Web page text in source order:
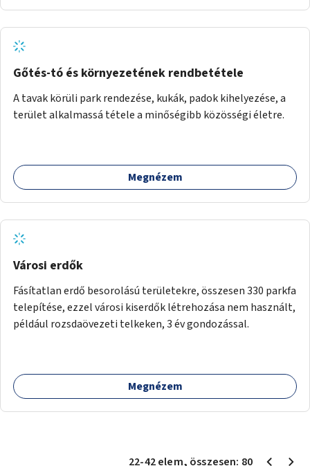
Gőtés-tó és környezetének rendbetétele
A tavak körüli park rendezése, kukák, padok kihelyezése, a
terület alkalmassá tétele a minőségibb közösségi életre.
Megnézem
Városi erdők
Fásítatlan erdő besorolású területekre, összesen 330 parkfa
telepítése, ezzel városi kiserdők létrehozása nem használt,
például rozsdaövezeti telkeken, 3 év gondozással.
Megnézem
22-42elem, összesen: 80